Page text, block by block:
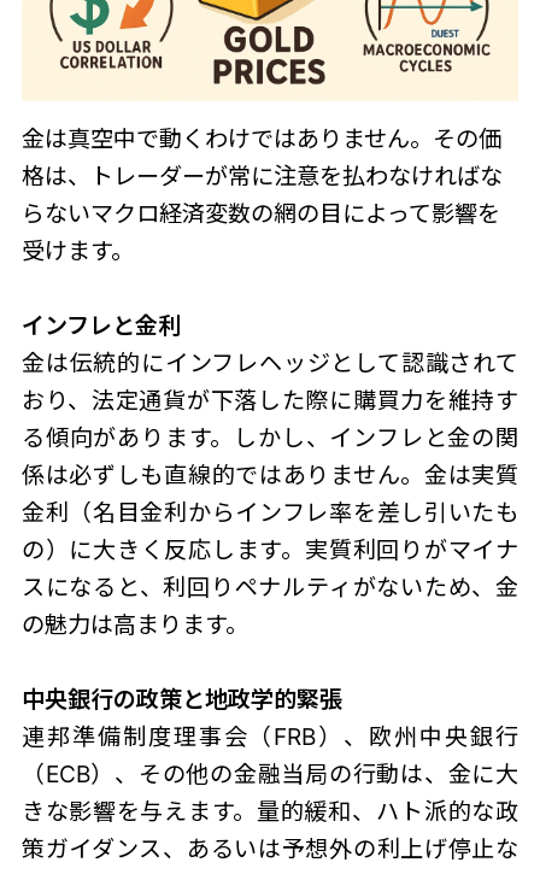
金は真空中で動くわけではありません。その価
格は、トレーダーが常に注意を払わなければな
らないマクロ経済変数の網の目によって影響を
受けます。
インフレと金利
金は伝統的にインフレヘッジとして認識されて
おり、法定通貨が下落した際に購買力を維持す
る傾向があります。しかし、インフレと金の関
係は必ずしも直線的ではありません。金は実質
金利（名目金利からインフレ率を差し引いたも
の）に大きく反応します。実質利回りがマイナ
スになると、利回りペナルティがないため、金
の魅力は高まります。
中央銀行の政策と地政学的緊張
連邦準備制度理事会（FRB）、欧州中央銀行
（ECB）、その他の金融当局の行動は、金に大
きな影響を与えます。量的緩和、ハト派的な政
策ガイダンス、あるいは予想外の利上げ停止な